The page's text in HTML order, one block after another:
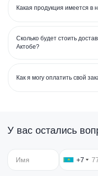
Какая продукция имеется в
фасонного проката
Сколько будет стоить
Актобе?
Доставка и оплата
Как я могу оплатить свой
Для клиентов
скидки, которые
У вас остались
+7